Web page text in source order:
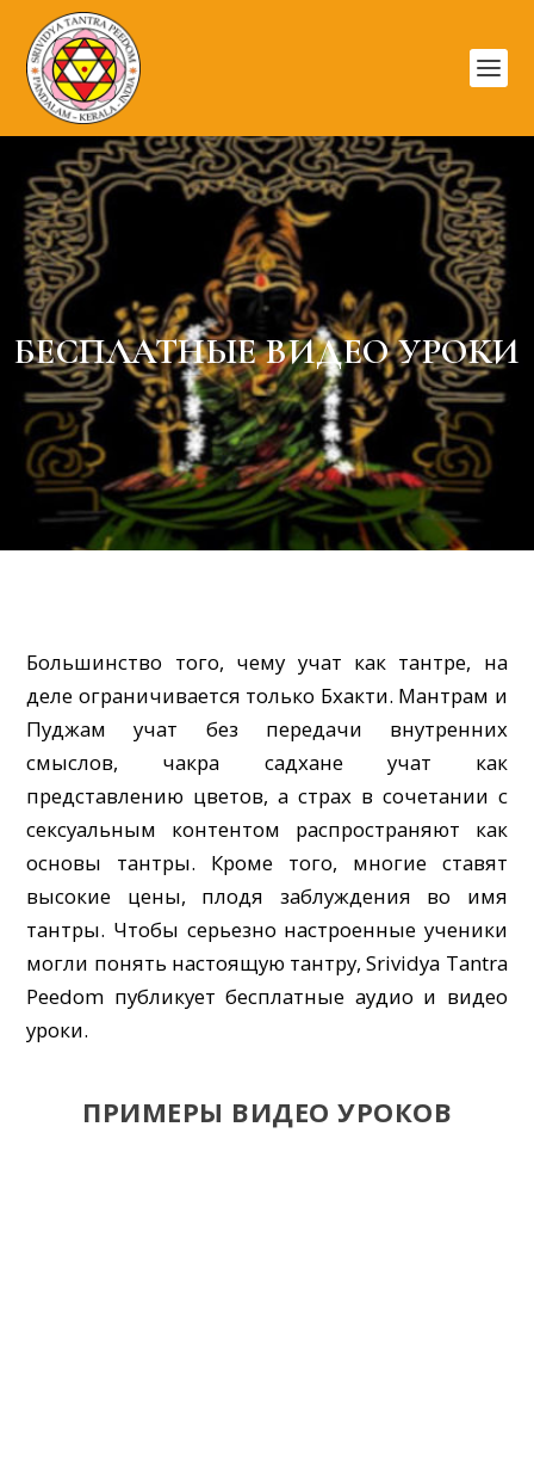
БЕСПЛАТНЫЕ ВИДЕО УРОКИ
Большинство того, чему учат как тантре, на
деле ограничивается только Бхакти. Мантрам и
Пуджам учат без передачи внутренних
смыслов, чакра садхане учат как
представлению цветов, а страх в сочетании с
сексуальным контентом распространяют как
основы тантры. Кроме того, многие ставят
высокие цены, плодя заблуждения во имя
тантры. Чтобы серьезно настроенные ученики
могли понять настоящую тантру, Srividya Tantra
Peedom публикует бесплатные аудио и видео
уроки.
ПРИМЕРЫ ВИДЕО УРОКОВ